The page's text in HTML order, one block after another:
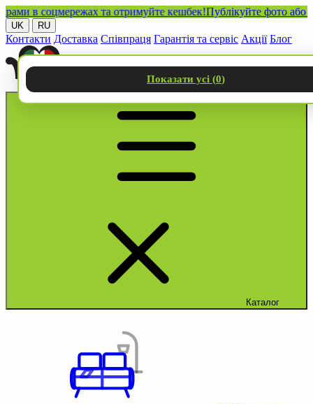
в соцмережах та отримуйте кешбек!Публікуйте фото або
UK RU
Контакти Доставка Співпраця Гарантія та сервіс Акції Блог
Каталог
Показати усі (0)